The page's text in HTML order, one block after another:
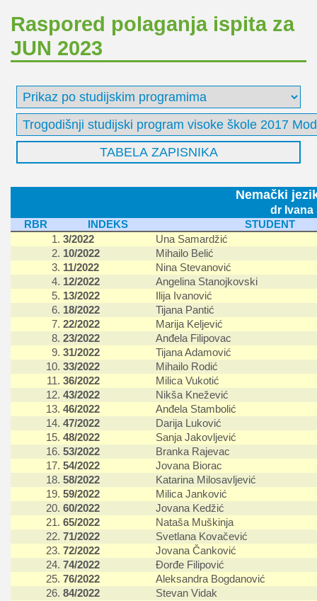
Raspored polaganja ispita za
JUN 2023
Nemački
dr Ivana
RBR INDEKS
STUDENT
1. 3/2022
Una Samardžić
2. 10/2022
Mihailo Belić
3. 11/2022
Nina Stevanović
4. 12/2022
Angelina Stanojkovski
5. 13/2022
Ilija Ivanović
6. 18/2022
Tijana Pantić
7. 22/2022
Marija Keljević
8. 23/2022
Anđela Filipovac
9. 31/2022
Tijana Adamović
10. 33/2022
Mihailo Rodić
11. 36/2022
Milica Vukotić
12. 43/2022
Nikša Knežević
13. 46/2022
Anđela Stambolić
14. 47/2022
Darija Luković
15. 48/2022
Sanja Jakovljević
16. 53/2022
Branka Rajevac
17. 54/2022
Jovana Biorac
18. 58/2022
Katarina Milosavljević
19. 59/2022
Milica Janković
20. 60/2022
Jovana Kedžić
21. 65/2022
Nataša Muškinja
22. 71/2022
Svetlana Kovačević
23. 72/2022
Jovana Čanković
24. 74/2022
Đorđe Filipović
25. 76/2022
Aleksandra Bogdanović
26. 84/2022
Stevan Vidak